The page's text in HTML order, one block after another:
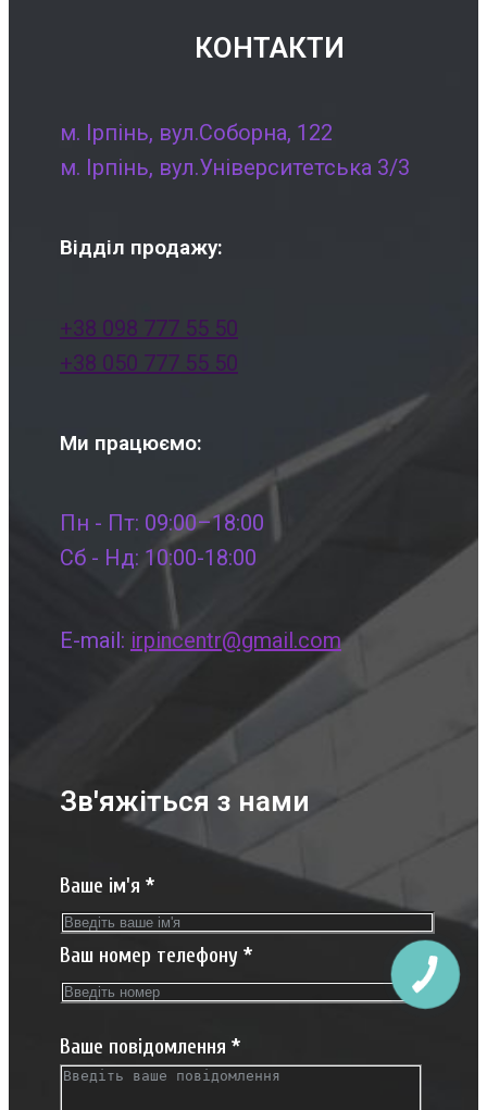
КОНТАКТИ
м. Ірпінь, вул.Соборна, 122
м. Ірпінь, вул.Університетська 3/3
Відділ продажу:
+38 098 777 55 50
+38 050 777 55 50
Ми працюємо:
Пн - Пт: 09:00–18:00
Сб - Нд: 10:00-18:00
E-mail: irpincentr@gmail.com
Зв'яжіться з нами
Ваше ім'я *
Ваш номер телефону *
Ваше повідомлення *